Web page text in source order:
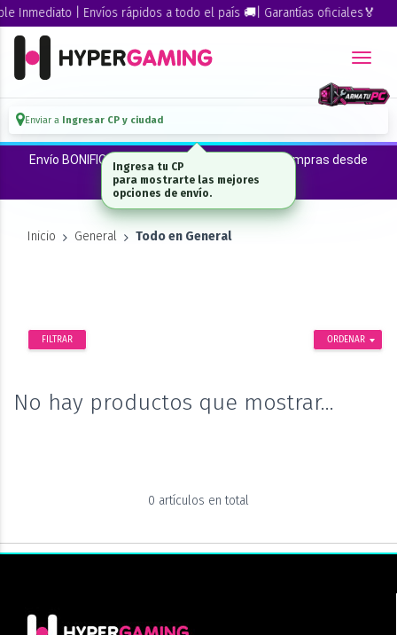
Inmediato | Envíos rápidos a todo el país 🚚| Garantías oficiales🏅
Enviar a Ingresar CP y ciudad
Envío BONIFICADO a CABA · GBA ·La Plata en compras desde
$300.000*
Inicio General Todo en General
ORDENAR
FILTRAR
No hay productos que mostrar...
0 artículos en total
Ingresa tu CP
para mostrarte las mejores
opciones de envío.